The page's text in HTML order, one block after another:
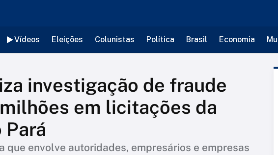
Vídeos Eleições Colunistas Política Brasil Economia
investigação de fraude
em licitações da
Pará
que envolve autoridades, empresários e empresas